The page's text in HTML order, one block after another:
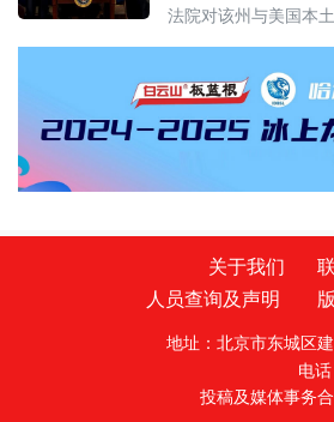
法院对该州与美国本
关于我们
人员查询及声明
地址：北京市东城区
电
投稿及媒体事务合